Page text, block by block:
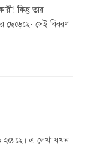
কিন্তু তার
ছেড়েছে- সেই বিবরণ
এ লেখা যখন